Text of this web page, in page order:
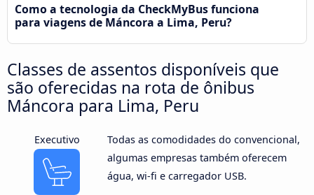
Como a tecnologia da CheckMyBus funciona
para viagens de Máncora a Lima, Peru?
Classes de assentos disponíveis que
são oferecidas na rota de ônibus
Máncora para Lima, Peru
Executivo
Todas as comodidades do convencional,
algumas empresas também oferecem
água, wi-fi e carregador USB.